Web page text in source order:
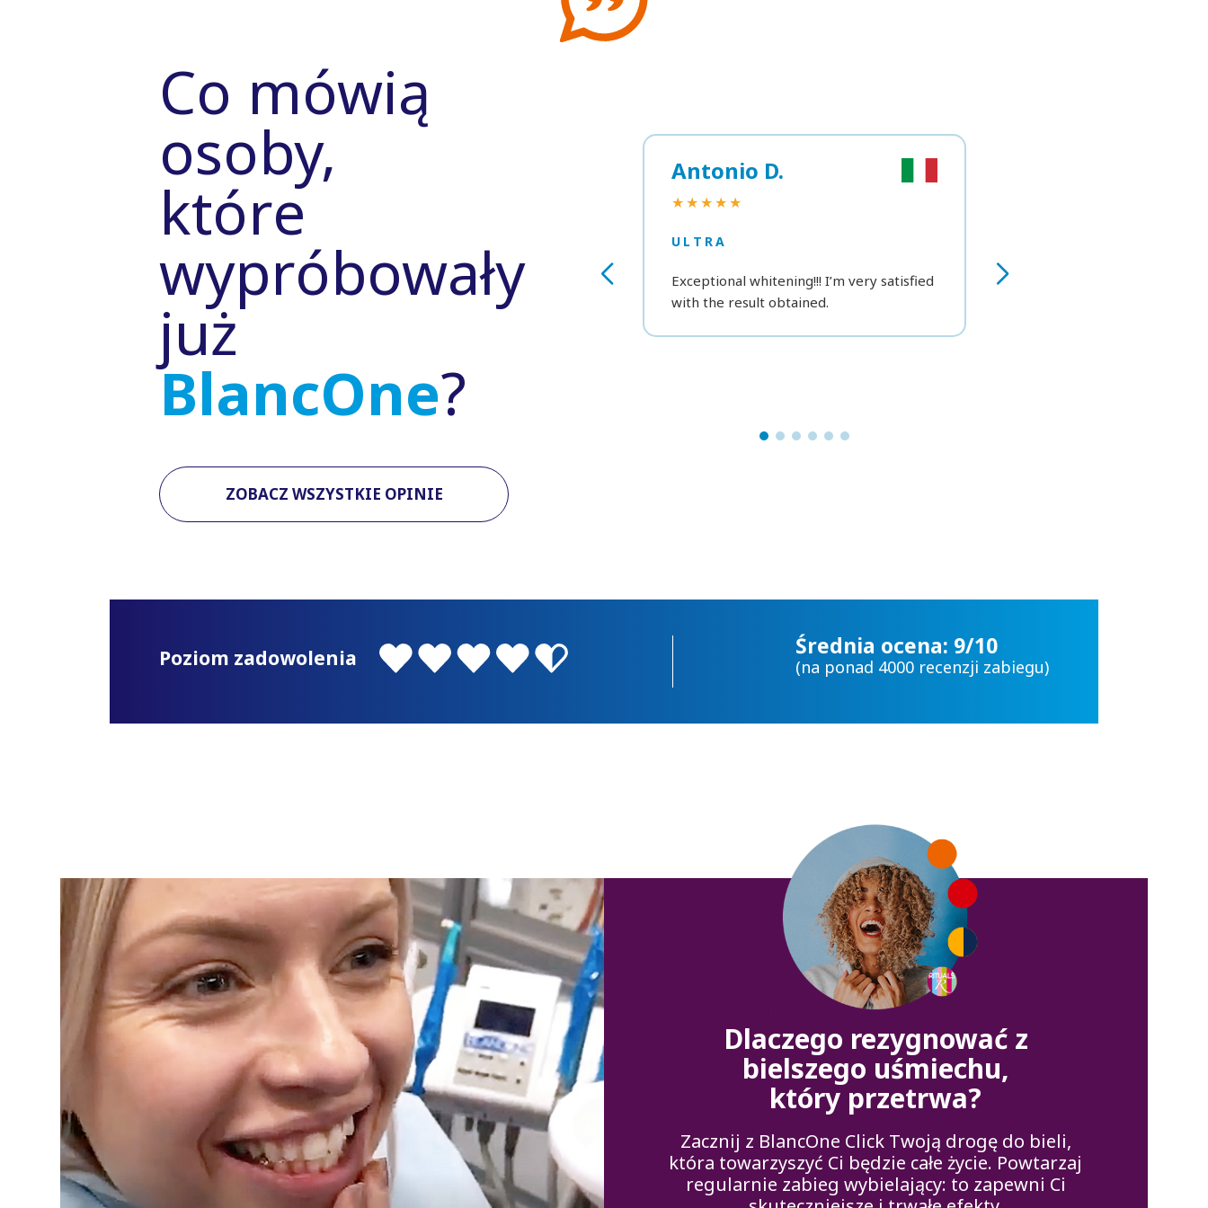
Co mówią
osoby,
które
wypróbowały
już
BlancOne?
ZOBACZ WSZYSTKIE OPINIE
Antonio D.
★★★★★
ULTRA
Exceptional whitening!!! I’m very satisfied
with the result obtained.
Poziom zadowolenia Średnia ocena: 9/10
(na ponad 4000 recenzji zabiegu)
Dlaczego rezygnować z
bielszego uśmiechu,
który przetrwa?
Zacznij z BlancOne Click Twoją drogę do bieli,
która towarzyszyć Ci będzie całe życie. Powtarzaj
regularnie zabieg wybielający: to zapewni Ci